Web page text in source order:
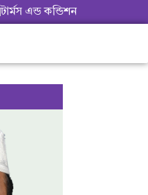
টার্মস এন্ড কন্ডিশন